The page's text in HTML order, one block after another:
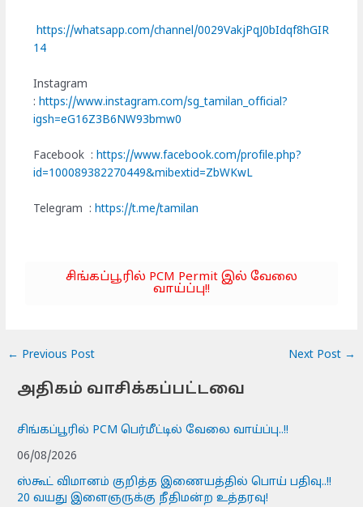
https://whatsapp.com/channel/0029VakjPqJ0bIdqf8hGIR
14
Instagram
:https://www.instagram.com/sg_tamilan_official?
igsh=eG16Z3B6NW93bmw0
Facebook :https://www.facebook.com/profile.php?
id=100089382270449&mibextid=ZbWKwL
Telegram :https://t.me/tamilan
சிங்கப்பூரில் PCM Permit இல் வேலை
வாய்ப்பு!!
← Previous Post Next Post →
அதிகம் வாசிக்கப்பட்டவை
சிங்கப்பூரில் PCM பெர்மீட்டில் வேலை வாய்ப்பு..!!
06/08/2026
ஸ்கூட் விமானம் குறித்த இணையத்தில் பொய் பதிவு..!!
20 வயது இளைஞருக்கு நீதிமன்ற உத்தரவு!